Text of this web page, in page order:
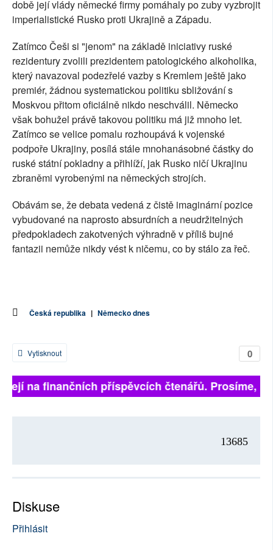
době její vlády německé firmy pomáhaly po zuby vyzbrojit
imperialistické Rusko proti Ukrajině a Západu.
Zatímco Češi si "jenom" na základě iniciativy ruské
rezidentury zvolili prezidentem patologického alkoholika,
který navazoval podezřelé vazby s Kremlem ještě jako
premiér, žádnou systematickou politiku sbližování s
Moskvou přitom oficiálně nikdo neschválil. Německo
však bohužel právě takovou politiku má již mnoho let.
Zatímco se velice pomalu rozhoupává k vojenské
podpoře Ukrajiny, posílá stále mnohanásobné částky do
ruské státní pokladny a přihlíží, jak Rusko ničí Ukrajinu
zbraněmi vyrobenými na německých strojích.
Obávám se, že debata vedená z čistě imaginární pozice
vybudované na naprosto absurdních a neudržitelných
předpokladech zakotvených výhradně v příliš bujné
fantazii nemůže nikdy vést k ničemu, co by stálo za řeč.
Česká republika | Německo dnes
0
Vytisknout
na finančních příspěvcích čtenářů. Prosíme,
13685
Diskuse
Přihlásit